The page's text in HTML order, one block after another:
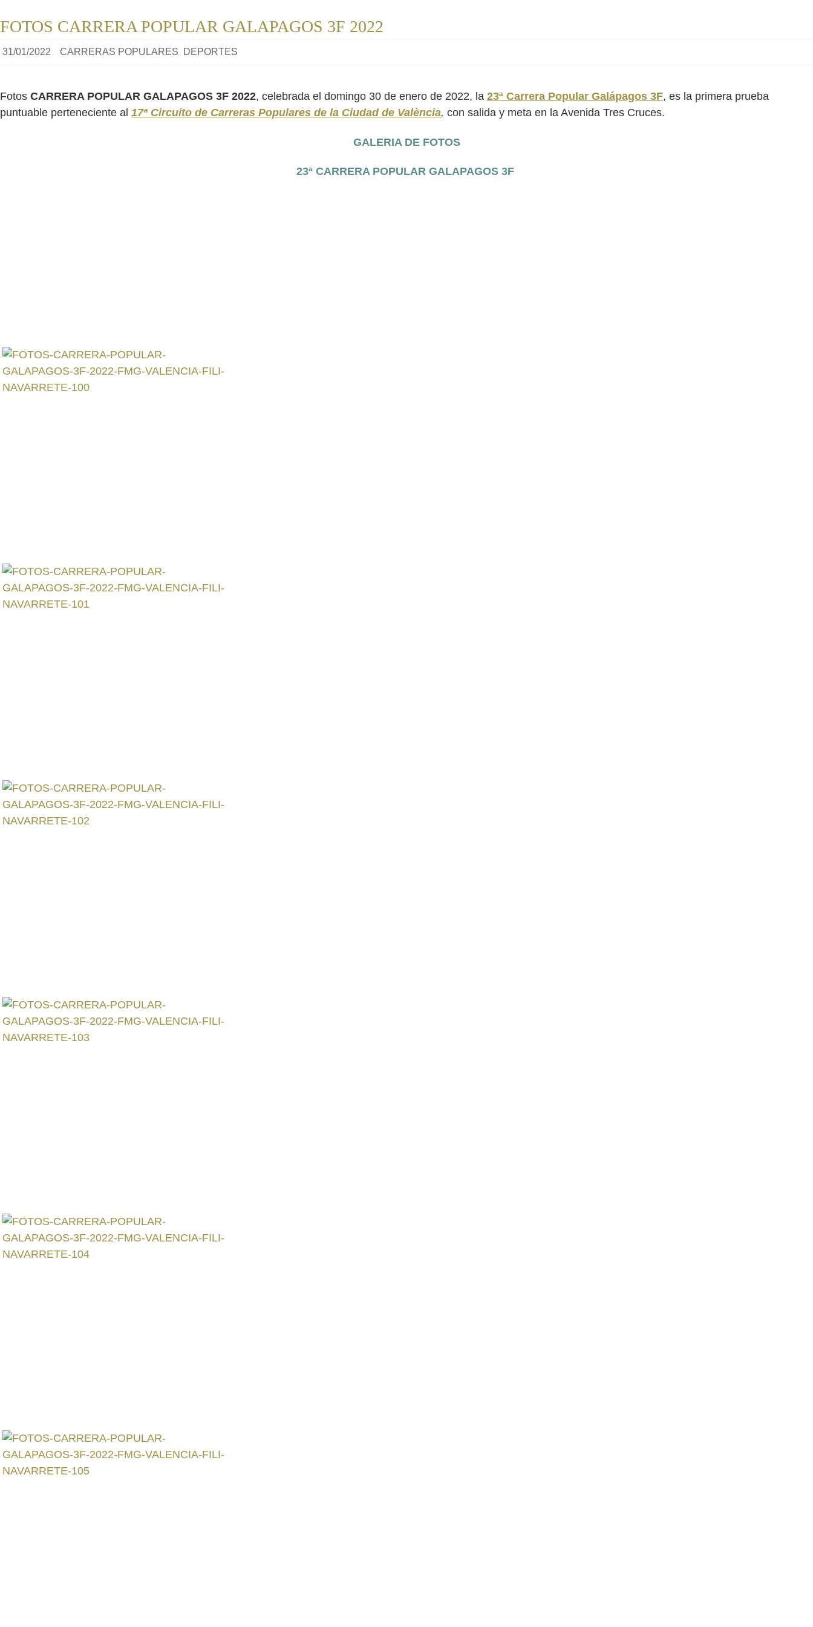
FOTOS CARRERA POPULAR GALAPAGOS 3F 2022
31/01/2022 CARRERAS POPULARES, DEPORTES
Fotos CARRERA POPULAR GALAPAGOS 3F 2022, celebrada el domingo 30 de enero de 2022, la 23ª Carrera Popular Galápagos 3F, es la primera prueba
puntuable perteneciente al 17ª Circuito de Carreras Populares de la Ciudad de València, con salida y meta en la Avenida Tres Cruces.
GALERIA DE FOTOS
23ª CARRERA POPULAR GALAPAGOS 3F